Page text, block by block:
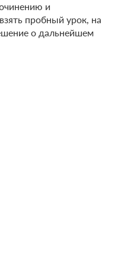
и
пробный урок, на
о дальнейшем